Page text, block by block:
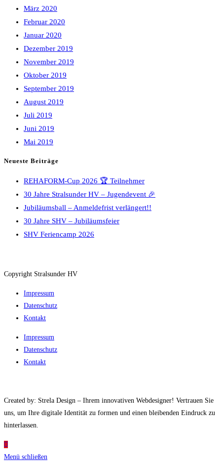
März 2020
Februar 2020
Januar 2020
Dezember 2019
November 2019
Oktober 2019
September 2019
August 2019
Juli 2019
Juni 2019
Mai 2019
Neueste Beiträge
REHAFORM-Cup 2026 🏆 Teilnehmer
30 Jahre Stralsunder HV – Jugendevent 🎉
Jubiläumsball – Anmeldefrist verlängert!!
30 Jahre SHV – Jubiläumsfeier
SHV Feriencamp 2026
Copyright Stralsunder HV
Impressum
Datenschutz
Kontakt
Impressum
Datenschutz
Kontakt
Created by: Strela Design – Ihrem innovativen Webdesigner! Vertrauen Sie
uns, um Ihre digitale Identität zu formen und einen bleibenden Eindruck zu
hinterlassen.
Menü schließen